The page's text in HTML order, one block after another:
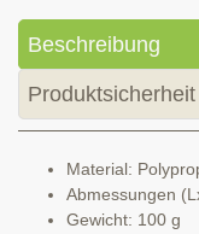
Beschreibung
Produktsicherheit
Material:
Abmessungen
Gewicht: 100 g